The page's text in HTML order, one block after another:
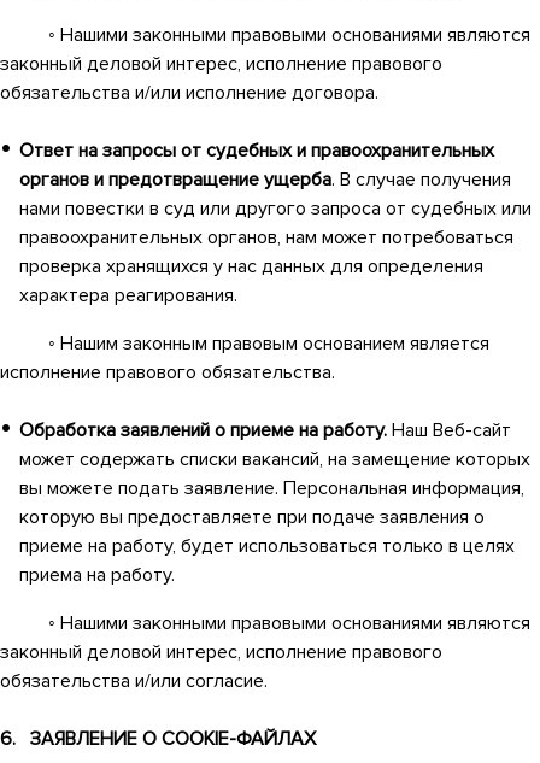
◦ Нашими законными правовыми основаниями являются
законный деловой интерес, исполнение правового
обязательства и/или исполнение договора.
Ответ на запросы от судебных и правоохранительных
органов и предотвращение ущерба. В случае получения
нами повестки в суд или другого запроса от судебных или
правоохранительных органов, нам может потребоваться
проверка хранящихся у нас данных для определения
характера реагирования.
◦ Нашим законным правовым основанием является
исполнение правового обязательства.
Обработка заявлений о приеме на работу. Наш Веб-сайт
может содержать списки вакансий, на замещение которых
вы можете подать заявление. Персональная информация,
которую вы предоставляете при подаче заявления о
приеме на работу, будет использоваться только в целях
приема на работу.
◦ Нашими законными правовыми основаниями являются
законный деловой интерес, исполнение правового
обязательства и/или согласие.
6. ЗАЯВЛЕНИЕ О COOKIE-ФАЙЛАХ